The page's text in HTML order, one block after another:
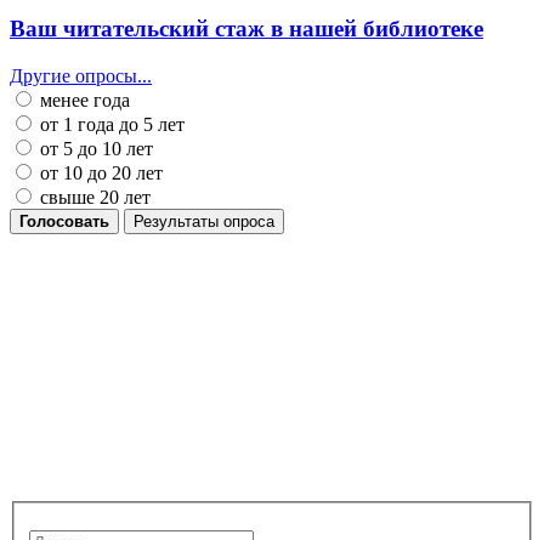
Ваш читательский стаж в нашей библиотеке
Другие опросы...
менее года
от 1 года до 5 лет
от 5 до 10 лет
от 10 до 20 лет
свыше 20 лет
Голосовать Результаты опроса